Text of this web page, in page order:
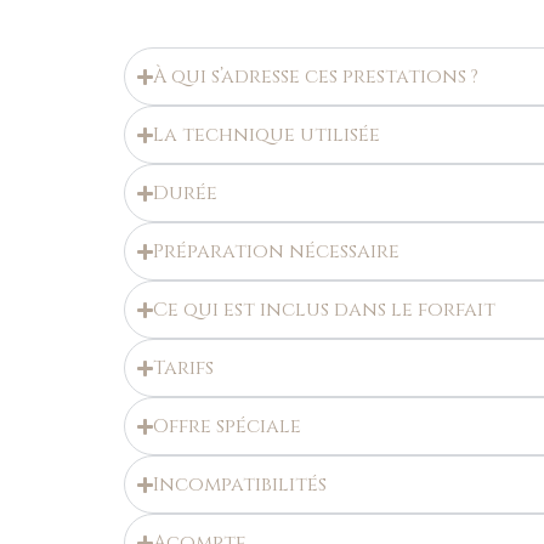
À qui s’adresse ces prestations ?
La technique utilisée
Durée
Préparation nécessaire
Ce qui est inclus dans le forfait
Tarifs
Offre spéciale
Incompatibilités